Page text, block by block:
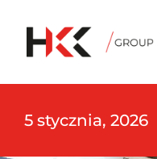
5 stycznia, 2026